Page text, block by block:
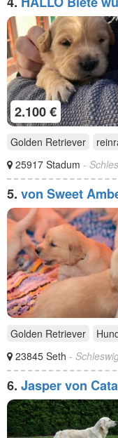
Golden Retriever
2.100 €
Golden Retriever
25917 Stadum -
5. von Sweet
Golden Retriever
23845 Seth -
6. Jasper von